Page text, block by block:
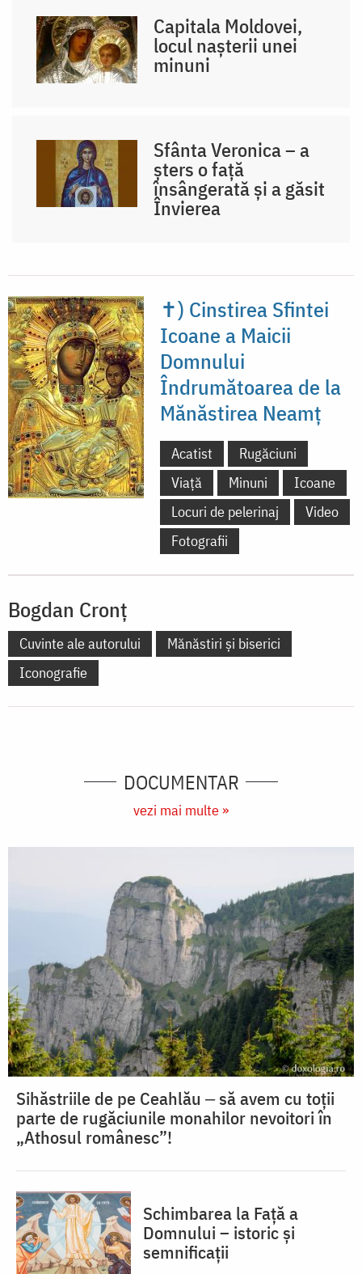
Capitala Moldovei,
locul nașterii unei
minuni
Sfânta Veronica – a
șters o față
însângerată și a găsit
Învierea
✝) Cinstirea Sfintei
Icoane a Maicii
Domnului
Îndrumătoarea de la
Mănăstirea Neamț
Acatist
Rugăciuni
Viață
Minuni
Icoane
Locuri de pelerinaj
Video
Fotografii
Bogdan Cronț
Cuvinte ale autorului
Mănăstiri și biserici
Iconografie
DOCUMENTAR
vezi mai multe »
Sihăstriile de pe Ceahlău ‒ să avem cu toții
parte de rugăciunile monahilor nevoitori în
„Athosul românesc”!
Schimbarea la Față a
Domnului – istoric și
semnificații